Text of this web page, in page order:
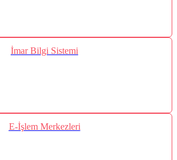
İmar Bilgi Sistemi
E-İşlem Merkezleri